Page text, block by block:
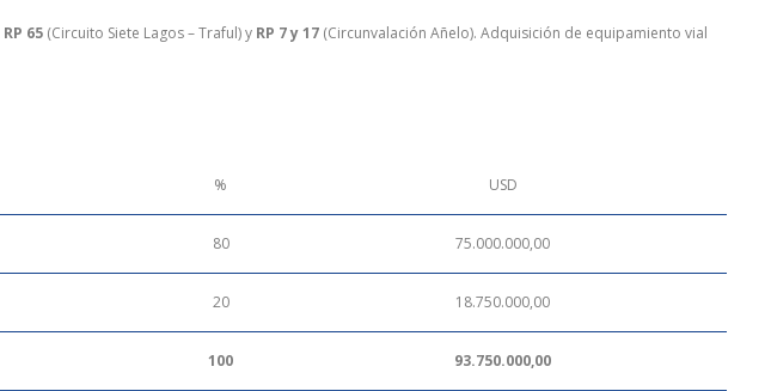
RP 65 (Circuito Siete Lagos – Traful) y RP 7 y 17 (Circunvalación Añelo). Adquisición de equipamiento vial
% USD
80 75.000.000,00
20 18.750.000,00
100 93.750.000,00